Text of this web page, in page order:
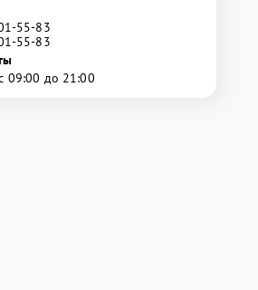
55-83
55-83
09:00 до 21:00